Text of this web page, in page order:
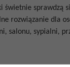
świetnie sprawdzą
rozwiązanie dla
salonu, sypialni,